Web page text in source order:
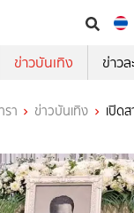
ข่าวบันเทิง ข่าว
รา ข่าวบันเทิง
เปิด
Dance Army”